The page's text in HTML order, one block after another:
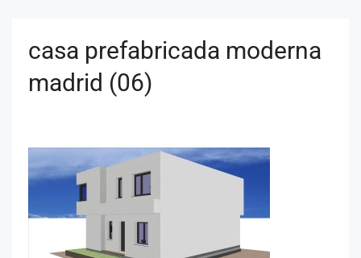
casa prefabricada moderna
madrid (06)